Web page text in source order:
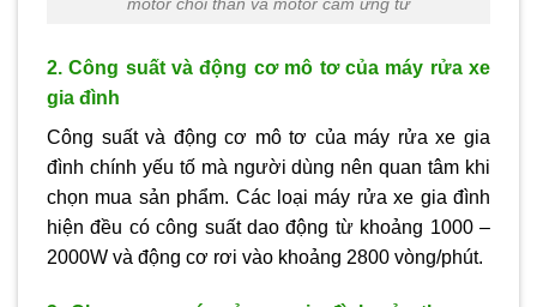
motor chổi than và motor cảm ứng từ
2. Công suất và động cơ mô tơ của máy rửa xe
gia đình
Công suất và động cơ mô tơ của máy rửa xe gia
đình chính yếu tố mà người dùng nên quan tâm khi
chọn mua sản phẩm. Các loại máy rửa xe gia đình
hiện đều có công suất dao động từ khoảng 1000 –
2000W và động cơ rơi vào khoảng 2800 vòng/phút.